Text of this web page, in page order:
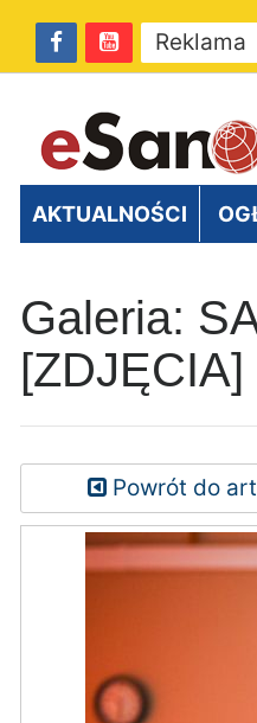
Reklama
AKTUALNOŚCI
Galeria:
[ZDJĘCIA]
Powrót do